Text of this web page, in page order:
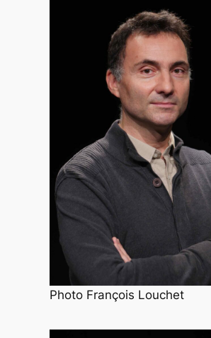
Photo François Louchet